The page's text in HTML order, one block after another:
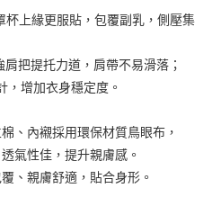
付」後，將跳轉至「AFTEE先享後付」
後，即可完成結帳。
通知簡訊。
擊此簡訊中的連結，可透過四大超商／
刻繳費，但若您需要取消訂單，請聯絡
之訂單仍視為有效，需透過AFTEE先享
付 」之結帳頁面顯示為準，若有關於
等相關疑問，請聯繫「AFTEE先享後付
上)免運費
客嘉循環箱包裝寄出
上)免運費
上)免運費
杯上緣更服貼，包覆副乳，側壓集
把提托力道，肩帶不易滑落；
，增加衣身穩定度。
、內襯採用環保材質鳥眼布，
氣性佳，提升親膚感。
、親膚舒適，貼合身形。